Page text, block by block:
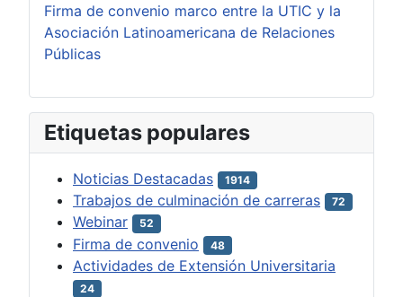
Firma de convenio marco entre la UTIC y la
Asociación Latinoamericana de Relaciones
Públicas
Etiquetas populares
Noticias Destacadas 1914
Trabajos de culminación de carreras 72
Webinar 52
Firma de convenio 48
Actividades de Extensión Universitaria
24